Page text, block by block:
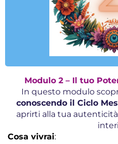
Modulo 2 – Il tuo
In questo modulo
conoscendo il Ciclo
aprirti alla tua
Cosa vivrai: